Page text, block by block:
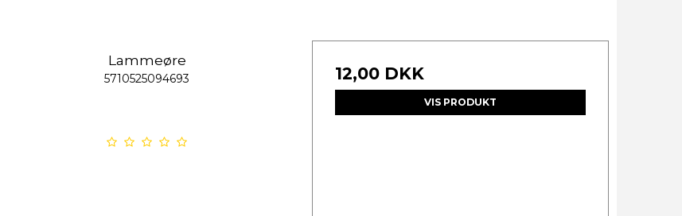
Lammeøre
5710525094693 12,00 DKK
VIS PRODUKT